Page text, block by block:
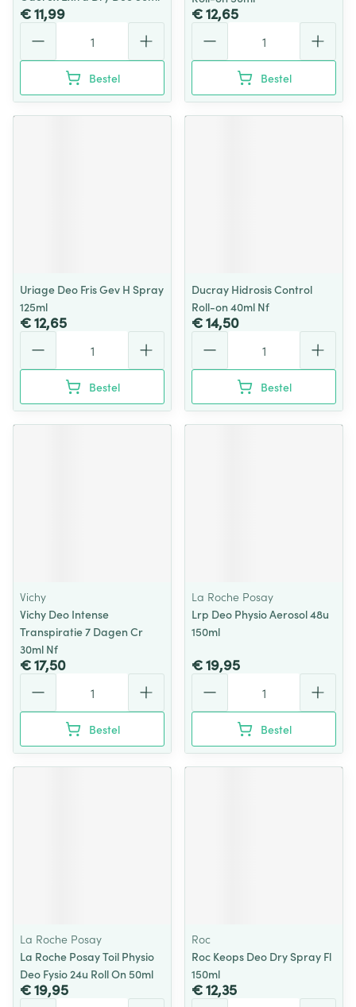
€ 11,99
Bestel
€ 12,65
Bestel
Uriage Deo Fris Gev H Spray
125ml
€ 12,65
Bestel
Ducray Hidrosis Control
Roll-on 40ml Nf
€ 14,50
Bestel
Vichy
Vichy Deo Intense
Transpiratie 7 Dagen Cr
30ml Nf
€ 17,50
Bestel
La Roche Posay
Lrp Deo Physio Aerosol 48u
150ml
€ 19,95
Bestel
La Roche Posay
La Roche Posay Toil Physio
Deo Fysio 24u Roll On 50ml
€ 19,95
Roc
Roc Keops Deo Dry Spray Fl
150ml
€ 12,35